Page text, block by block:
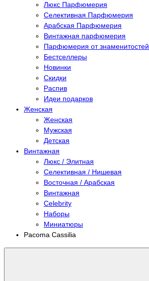
Люкс Парфюмерия
Селективная Парфюмерия
Арабская Парфюмерия
Винтажная парфюмерия
Парфюмерия от знаменитостей
Бестселлеры
Новинки
Скидки
Распив
Идеи подарков
Женская
Женская
Мужская
Детская
Винтажная
Люкс / Элитная
Селективная / Нишевая
Восточная / Арабская
Винтажная
Celebrity
Наборы
Миниатюры
Pacoma Cassilia